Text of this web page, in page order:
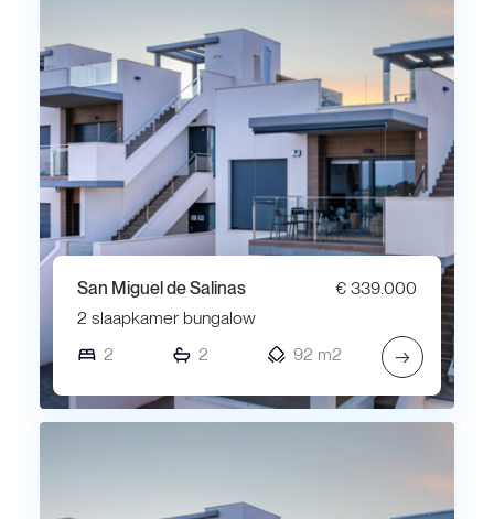
San Miguel de Salinas
€ 339.000
2 slaapkamer bungalow
2
2 92 m2 →